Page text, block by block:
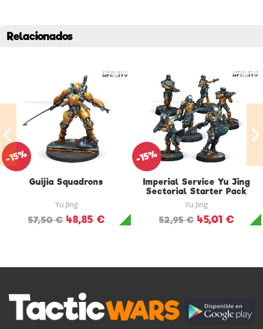
Relacionados
Guijia Squadrons
Yu Jing
57,50 € 48,85 €
-15%
Imperial Service Yu Jing
Sectorial Starter Pack
Yu Jing
52,95 € 45,01 €
-15%